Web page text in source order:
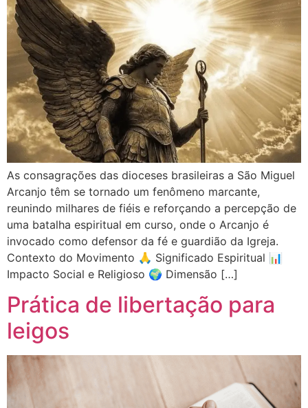
As consagrações das dioceses brasileiras a São Miguel
Arcanjo têm se tornado um fenômeno marcante,
reunindo milhares de fiéis e reforçando a percepção de
uma batalha espiritual em curso, onde o Arcanjo é
invocado como defensor da fé e guardião da Igreja.
Contexto do Movimento 🙏 Significado Espiritual 📊
Impacto Social e Religioso 🌍 Dimensão […]
Prática de libertação para
leigos